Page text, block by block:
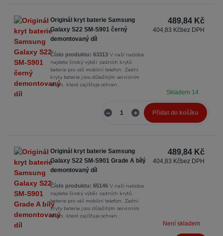
Originál kryt baterie Samsung
Galaxy S22 SM-S901 černý
demontovaný díl
Číslo produktu: 63313V naší nabídce
najdete široký výběr zadních krytů
baterie pro váš mobilní telefon. Zadní
kryty baterie jsou důležitým servisním
dílem, které zajišťuje ochran...
489,84 Kč
404,83 Kčbez DPH
Skladem 14
Přidat do košíku
Originál kryt baterie Samsung
Galaxy S22 SM-S901 Grade A bílý
demontovaný díl
Číslo produktu: 65146V naší nabídce
najdete široký výběr zadních krytů
baterie pro váš mobilní telefon. Zadní
kryty baterie jsou důležitým servisním
dílem, které zajišťuje ochran...
489,84 Kč
404,83 Kčbez DPH
Není skladem